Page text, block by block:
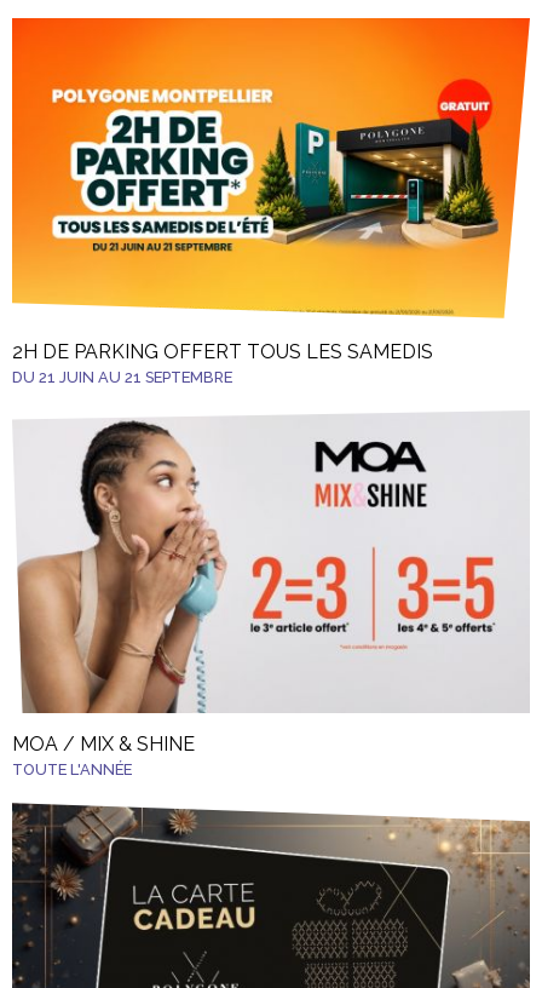
2H DE PARKING OFFERT TOUS LES SAMEDIS
DU 21 JUIN AU 21 SEPTEMBRE
MOA / MIX & SHINE
TOUTE L'ANNÉE